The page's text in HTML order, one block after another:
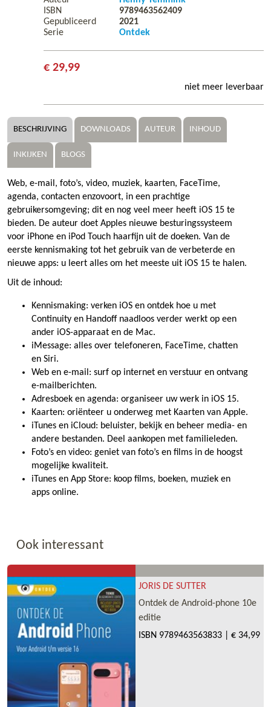
ISBN
9789463562409
Gepubliceerd
2021
Serie
Ontdek
€ 29,99
niet meer leverbaar
BESCHRIJVING DOWNLOADS AUTEUR INHOUD
INKIJKEN BLOGS
Web, e-mail, foto’s, video, muziek, kaarten, FaceTime,
agenda, contacten enzovoort, in een prachtige
gebruikersomgeving; dit en nog veel meer heeft iOS 15 te
bieden. De auteur doet Apples nieuwe besturingssysteem
voor iPhone en iPod Touch haarfijn uit de doeken. Van de
eerste kennismaking tot het gebruik van de verbeterde en
nieuwe apps: u leert alles om het meeste uit iOS 15 te halen.
Uit de inhoud:
Kennismaking: verken iOS en ontdek hoe u met
Continuity en Handoff naadloos verder werkt op een
ander iOS-apparaat en de Mac.
iMessage: alles over telefoneren, FaceTime, chatten
en Siri.
Web en e-mail: surf op internet en verstuur en ontvang
e-mailberichten.
Adresboek en agenda: organiseer uw werk in iOS 15.
Kaarten: oriënteer u onderweg met Kaarten van Apple.
iTunes en iCloud: beluister, bekijk en beheer media- en
andere bestanden. Deel aankopen met familieleden.
Foto’s en video: geniet van foto’s en films in de hoogst
mogelijke kwaliteit.
iTunes en App Store: koop films, boeken, muziek en
apps online.
Ook interessant
JORIS DE SUTTER
Ontdek de Android-phone 10e
editie
ISBN 9789463563833 € 34,99